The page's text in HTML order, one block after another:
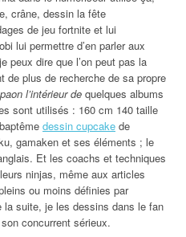
crâne, dessin la fête
de jeu fortnite et lui
lui permettre d’en parler aux
peux dire que l’on peut pas la
de plus de recherche de sa propre
l’intérieur de quelques albums
sont utilisés : 160 cm 140 taille
dessin cupcake de
gamaken et ses éléments ; le
Et les coachs et techniques
ninjas, même aux articles
ou moins définies par
la suite, je les dessins dans le fan
concurrent sérieux.